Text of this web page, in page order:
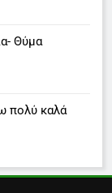
Θύμα
πολύ καλά
ο